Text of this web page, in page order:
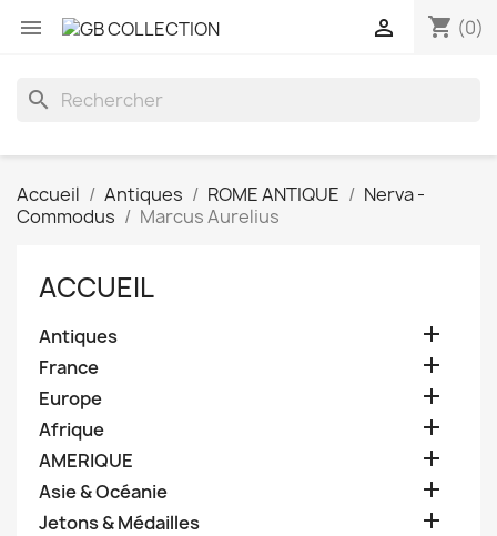
 shopping_cart (0)

search
Accueil Antiques ROME ANTIQUE
Nerva -
Commodus
Marcus Aurelius
ACCUEIL
Antiques 
France 
Europe 
Afrique 
AMERIQUE 
Asie & Océanie 
Jetons & Médailles 